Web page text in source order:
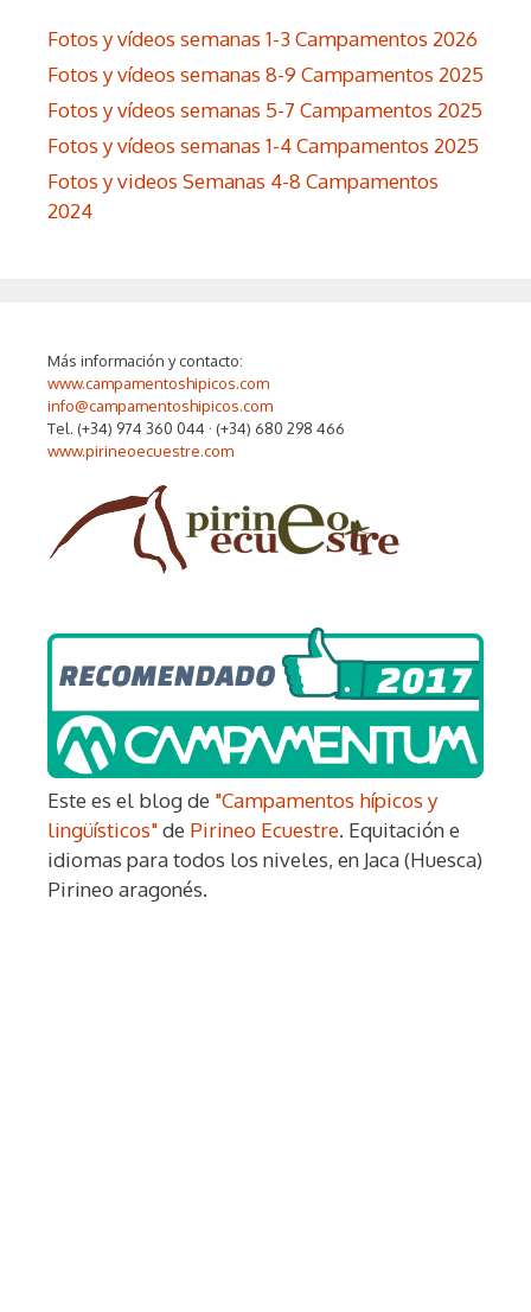
Fotos y vídeos semanas 1-3 Campamentos 2026
Fotos y vídeos semanas 8-9 Campamentos 2025
Fotos y vídeos semanas 5-7 Campamentos 2025
Fotos y vídeos semanas 1-4 Campamentos 2025
Fotos y videos Semanas 4-8 Campamentos
2024
Más información y contacto:
www.campamentoshipicos.com
info@campamentoshipicos.com
Tel. (+34) 974 360 044 · (+34) 680 298 466
www.pirineoecuestre.com
Este es el blog de "Campamentos hípicos y
lingüísticos"de Pirineo Ecuestre. Equitación e
idiomas para todos los niveles, en Jaca (Huesca)
Pirineo aragonés.